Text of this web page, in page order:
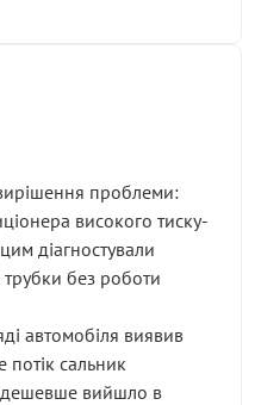
проблеми:
високого тиску-
діагностували
без роботи
автомобіля виявив
потік сальник
дешевше вийшло в